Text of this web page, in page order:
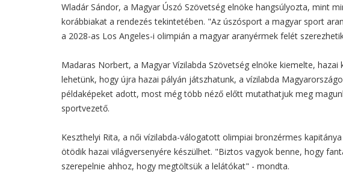
Wladár Sándor, a Magyar Úszó Szövetség elnöke hangsúlyozta, mint
korábbiakat a rendezés tekintetében. "Az úszósport a magyar sport
a 2028-as Los Angeles-i olimpián a magyar aranyérmek felét
Madaras Norbert, a Magyar Vízilabda Szövetség elnöke kiemelte,
lehetünk, hogy újra hazai pályán játszhatunk, a vízilabda
példaképeket adott, most még több néző előtt mutathatjuk meg
sportvezető.
Keszthelyi Rita, a női vízilabda-válogatott olimpiai bronzérmes
ötödik hazai világversenyére készülhet. "Biztos vagyok benne, hogy
szerepelnie ahhoz, hogy megtöltsük a lelátókat" - mondta.